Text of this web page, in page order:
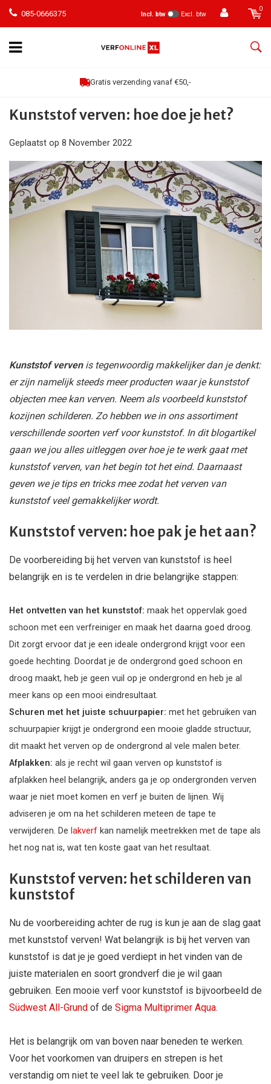
085-0666375 Incl. btw Excl. btw
0
Gratis verzending vanaf €50,-
Kunststof verven: hoe doe je het?
Geplaatst op 8 November 2022
Kunststof vervenis tegenwoordig makkelijker dan je denkt:
er zijn namelijk steeds meer producten waar je kunststof
objecten mee kan verven. Neem als voorbeeld kunststof
kozijnen schilderen. Zo hebben we in ons assortiment
verschillende soorten verf voor kunststof. In dit blogartikel
gaan we jou alles uitleggen over hoe je te werk gaat met
kunststof verven, van het begin tot het eind. Daarnaast
geven we je tips en tricks mee zodat het verven van
kunststof veel gemakkelijker wordt.
Kunststof verven: hoe pak je het aan?
De voorbereiding bij het verven van kunststof is heel
belangrijk en is te verdelen in drie belangrijke stappen:
Het ontvetten van het kunststof: maak het oppervlak goed
schoon met een verfreiniger en maak het daarna goed droog.
Dit zorgt ervoor dat je een ideale ondergrond krijgt voor een
goede hechting. Doordat je de ondergrond goed schoon en
droog maakt, heb je geen vuil op je ondergrond en heb je al
meer kans op een mooi eindresultaat.
Schuren met het juiste schuurpapier: met het gebruiken van
schuurpapier krijgt je ondergrond een mooie gladde structuur,
dit maakt het verven op de ondergrond al vele malen beter.
Afplakken: als je recht wil gaan verven op kunststof is
afplakken heel belangrijk, anders ga je op ondergronden verven
waar je niet moet komen en verf je buiten de lijnen. Wij
adviseren je om na het schilderen meteen de tape te
verwijderen. De lakverf kan namelijk meetrekken met de tape als
het nog nat is, wat ten koste gaat van het resultaat.
Kunststof verven: het schilderen van
kunststof
Nu de voorbereiding achter de rug is kun je aan de slag gaat
met kunststof verven! Wat belangrijk is bij het verven van
kunststof is dat je je goed verdiept in het vinden van de
juiste materialen en soort grondverf die je wil gaan
gebruiken. Een mooie verf voor kunststof is bijvoorbeeld de
Südwest All-Grund of de Sigma Multiprimer Aqua.
Het is belangrijk om van boven naar beneden te werken.
Voor het voorkomen van druipers en strepen is het
verstandig om niet te veel lak te gebruiken. Door je